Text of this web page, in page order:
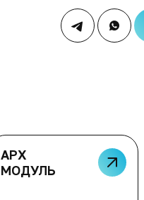
АРХ
МОДУЛЬ